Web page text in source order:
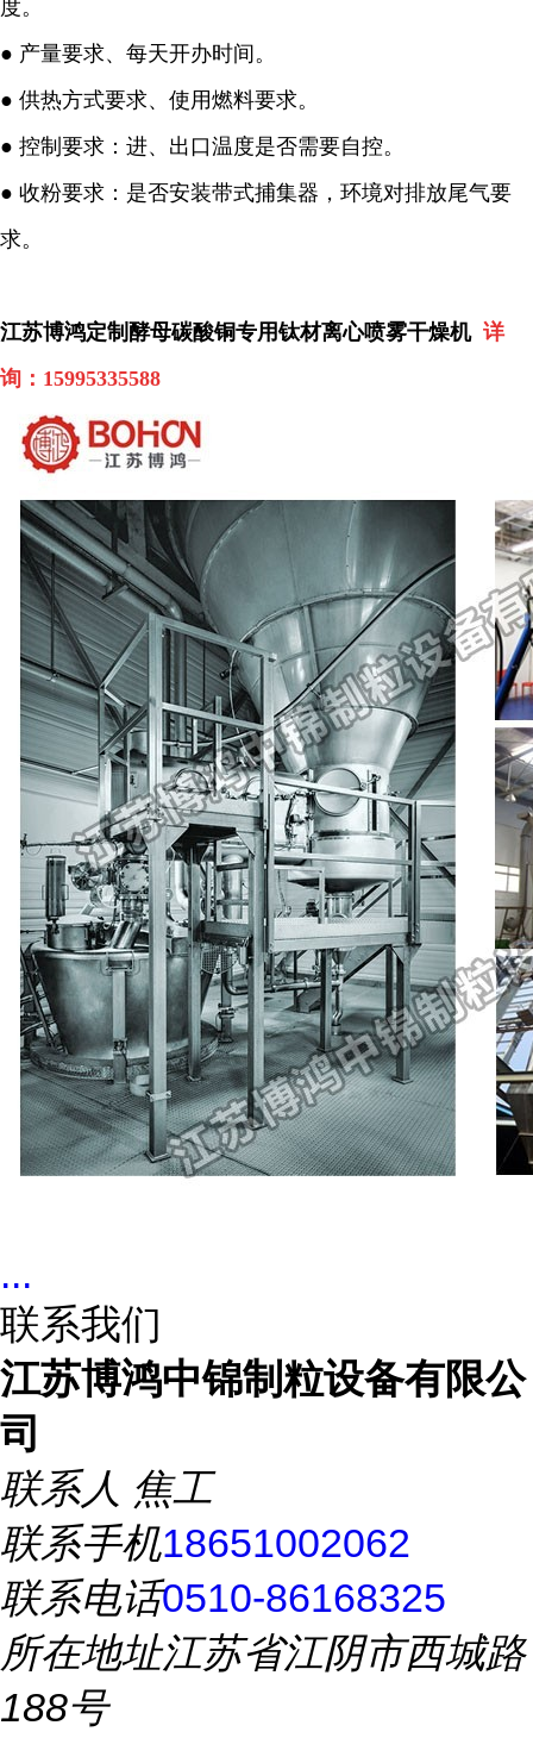
度。
● 产量要求、每天开办时间。
● 供热方式要求、使用燃料要求。
● 控制要求：进、出口温度是否需要自控。
● 收粉要求：是否安装带式捕集器，环境对排放尾气要
求。
江苏博鸿定制酵母碳酸铜专用钛材离心喷雾干燥机 详
询： 15995335588
...
联系我们
江苏博鸿中锦制粒设备有限公
司
联系人 焦工
联系手机18651002062
联系电话0510-86168325
所在地址江苏省江阴市西城路
188号